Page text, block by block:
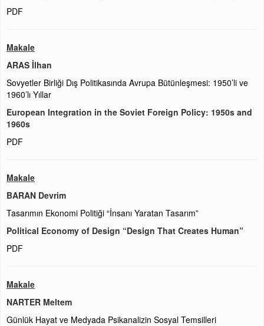
PDF
Makale
ARAS İlhan
Sovyetler Birliği Dış Politikasında Avrupa Bütünleşmesi: 1950’li ve
1960’lı Yıllar
European Integration in the Soviet Foreign Policy: 1950s and
1960s
PDF
Makale
BARAN Devrim
Tasarımın Ekonomi Politiği “İnsanı Yaratan Tasarım”
Political Economy of Design “Design That Creates Human”
PDF
Makale
NARTER Meltem
Günlük Hayat ve Medyada Psikanalizin Sosyal Temsilleri